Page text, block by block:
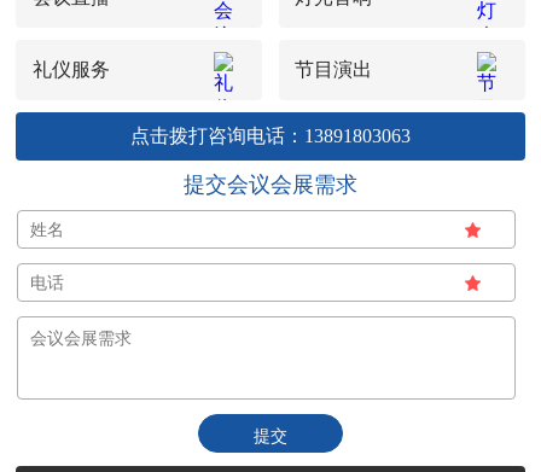
礼仪服务 节目演出
点击拨打咨询电话：13891803063
提交会议会展需求